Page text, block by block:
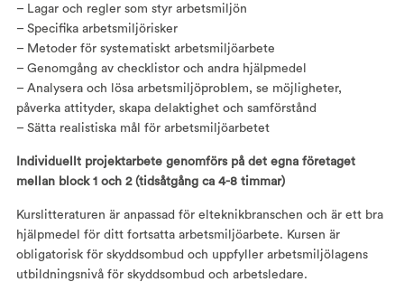
– Lagar och regler som styr arbetsmiljön
– Specifika arbetsmiljörisker
– Metoder för systematiskt arbetsmiljöarbete
– Genomgång av checklistor och andra hjälpmedel
– Analysera och lösa arbetsmiljöproblem, se möjligheter,
påverka attityder, skapa delaktighet och samförstånd
– Sätta realistiska mål för arbetsmiljöarbetet
Individuellt projektarbete genomförs på det egna företaget
mellan block 1 och 2 (tidsåtgång ca 4-8 timmar)
Kurslitteraturen är anpassad för elteknikbranschen och är ett bra
hjälpmedel för ditt fortsatta arbetsmiljöarbete. Kursen är
obligatorisk för skyddsombud och uppfyller arbetsmiljölagens
utbildningsnivå för skyddsombud och arbetsledare.